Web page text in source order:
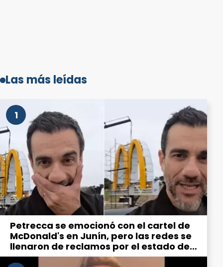
Las más leídas
1
Petrecca se emocionó con el cartel de
McDonald's en Junín, pero las redes se
llenaron de reclamos por el estado de
la ciudad